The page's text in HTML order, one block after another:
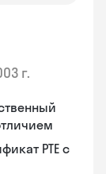
г.
PTE с